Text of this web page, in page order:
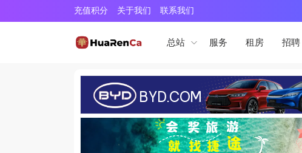
充值积分 关于我们 联系我们
总站 服务 租房 招聘